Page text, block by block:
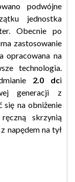
podwójne
jednostka
Obecnie po
zastosowanie
opracowana na
technologia.
2.0 dci
generacji z
się na obniżenie
skrzynią
napędem na tył